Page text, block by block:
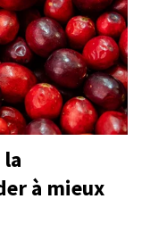
à mieux